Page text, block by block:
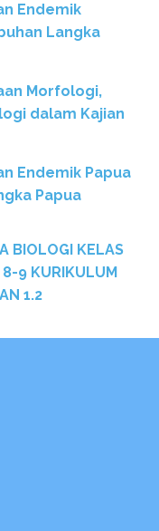
Endemik
Langka
Morfologi,
dalam Kajian
Endemik Papua
Papua
BIOLOGI KELAS
9 KURIKULUM
1.2